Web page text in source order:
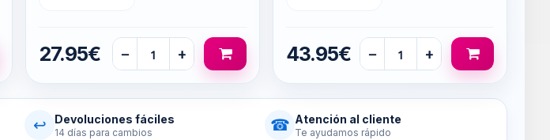
27.95€ − + 43.95€ − +
↩ Devoluciones fáciles
14 días para cambios ☎ Atención al cliente
Te ayudamos rápido